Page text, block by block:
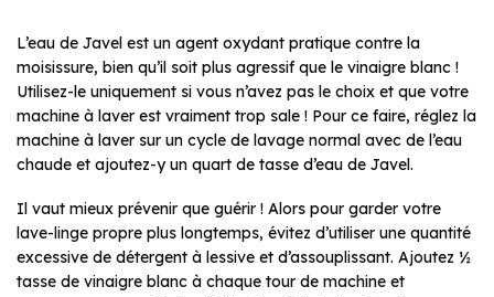
L’eau de Javel est un agent oxydant pratique contre la
moisissure, bien qu’il soit plus agressif que le vinaigre blanc !
Utilisez-le uniquement si vous n’avez pas le choix et que votre
machine à laver est vraiment trop sale ! Pour ce faire, réglez la
machine à laver sur un cycle de lavage normal avec de l’eau
chaude et ajoutez-y un quart de tasse d’eau de Javel.
Il vaut mieux prévenir que guérir ! Alors pour garder votre
lave-linge propre plus longtemps, évitez d’utiliser une quantité
excessive de détergent à lessive et d’assouplissant. Ajoutez ½
tasse de vinaigre blanc à chaque tour de machine et